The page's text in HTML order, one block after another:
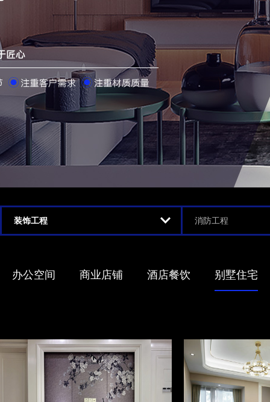
装饰工程 消防工程
办公空间 商业店铺 酒店餐饮 别墅住宅